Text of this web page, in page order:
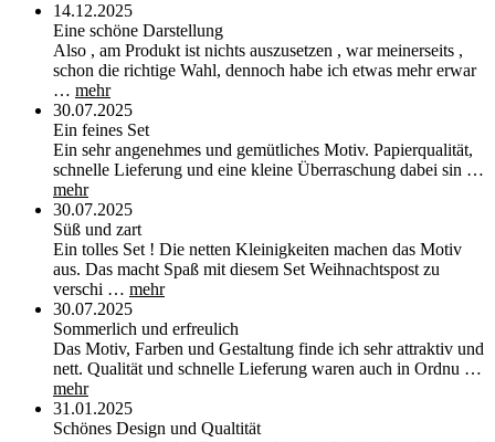
14.12.2025
Eine schöne Darstellung
Also , am Produkt ist nichts auszusetzen , war meinerseits ,
schon die richtige Wahl, dennoch habe ich etwas mehr erwar
… mehr
30.07.2025
Ein feines Set
Ein sehr angenehmes und gemütliches Motiv. Papierqualität,
schnelle Lieferung und eine kleine Überraschung dabei sin …
mehr
30.07.2025
Süß und zart
Ein tolles Set ! Die netten Kleinigkeiten machen das Motiv
aus. Das macht Spaß mit diesem Set Weihnachtspost zu
verschi … mehr
30.07.2025
Sommerlich und erfreulich
Das Motiv, Farben und Gestaltung finde ich sehr attraktiv und
nett. Qualität und schnelle Lieferung waren auch in Ordnu …
mehr
31.01.2025
Schönes Design und Qualtität